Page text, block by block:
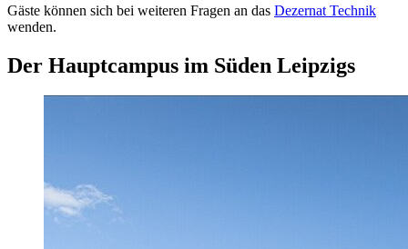
Gäste können sich bei weiteren Fragen an das Dezernat Technik
wenden.
Der Hauptcampus im Süden Leipzigs